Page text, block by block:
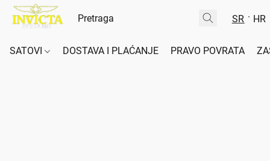
SR HR
SATOVI DOSTAVA I PLAĆANJE PRAVO POVRATA